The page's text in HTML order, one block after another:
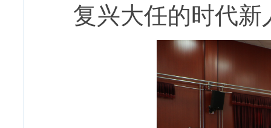
复兴大任的时代新